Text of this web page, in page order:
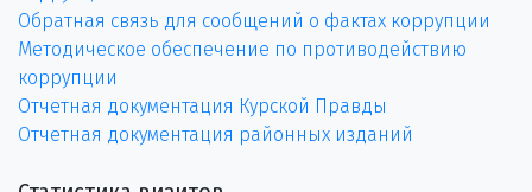
Обратная связь для сообщений о фактах коррупции
Методическое обеспечение по противодействию
коррупции
Отчетная документация Курской Правды
Отчетная документация районных изданий